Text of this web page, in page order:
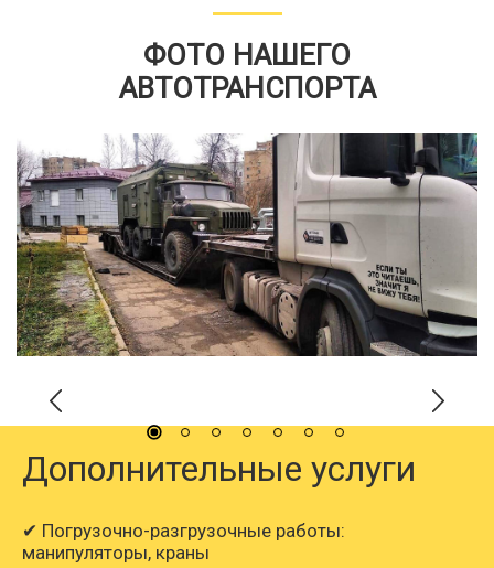
ФОТО НАШЕГО
АВТОТРАНСПОРТА
Дополнительные услуги
✔ Погрузочно-разгрузочные работы:
манипуляторы, краны